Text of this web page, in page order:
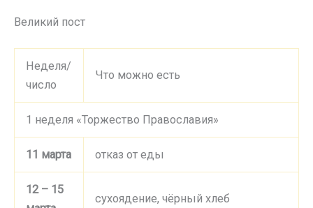
Великий пост
Неделя/
число
Что можно есть
1 неделя «Торжество Православия»
11 марта отказ от еды
12 – 15
сухоядение, чёрный хлеб